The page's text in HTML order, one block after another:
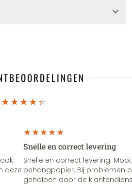
deze
Snelle en correct levering
Snelle en correct levering.
behangpapier. Bij problemen
geholpen door de